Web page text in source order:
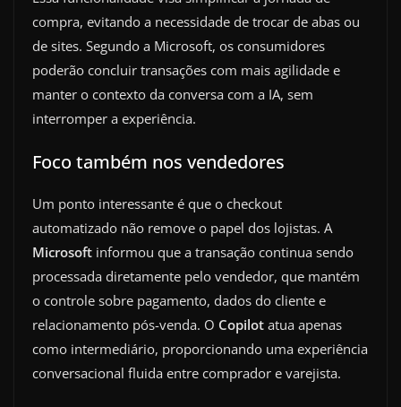
compra, evitando a necessidade de trocar de abas ou
de sites. Segundo a Microsoft, os consumidores
poderão concluir transações com mais agilidade e
manter o contexto da conversa com a IA, sem
interromper a experiência.
Foco também nos vendedores
Um ponto interessante é que o checkout
automatizado não remove o papel dos lojistas. A
Microsoft informou que a transação continua sendo
processada diretamente pelo vendedor, que mantém
o controle sobre pagamento, dados do cliente e
relacionamento pós-venda. O Copilot atua apenas
como intermediário, proporcionando uma experiência
conversacional fluida entre comprador e varejista.